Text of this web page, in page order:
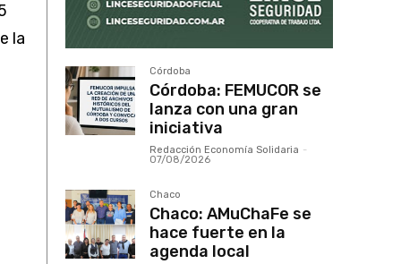
la
Córdoba
Córdoba: FEMUCOR se
lanza con una gran
iniciativa
Redacción Economía Solidaria -
07/08/2026
Chaco
Chaco: AMuChaFe se
hace fuerte en la
agenda local